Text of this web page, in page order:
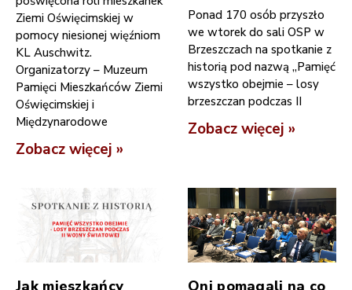
Ziemi Oświęcimskiej w
pomocy niesionej więźniom
KL Auschwitz.
Organizatorzy – Muzeum
Pamięci Mieszkańców Ziemi
Oświęcimskiej i
Międzynarodowe
Zobacz więcej »
Ponad 170 osób przyszło
we wtorek do sali OSP w
Brzeszczach na spotkanie z
historią pod nazwą „Pamięć
wszystko obejmie – losy
brzeszczan podczas II
Zobacz więcej »
Jak mieszkańcy Oni pomagali na co